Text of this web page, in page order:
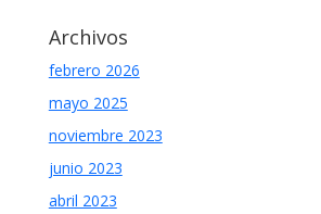
Archivos
febrero 2026
mayo 2025
noviembre 2023
junio 2023
abril 2023